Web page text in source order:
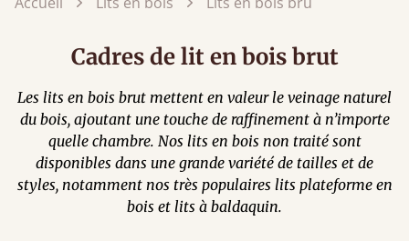
Cadres de lit en bois brut
Les lits en bois brut mettent en valeur le veinage naturel
du bois, ajoutant une touche de raffinement à n’importe
quelle chambre. Nos lits en bois non traité sont
disponibles dans une grande variété de tailles et de
styles, notamment nos très populaires lits plateforme en
bois et lits à baldaquin.